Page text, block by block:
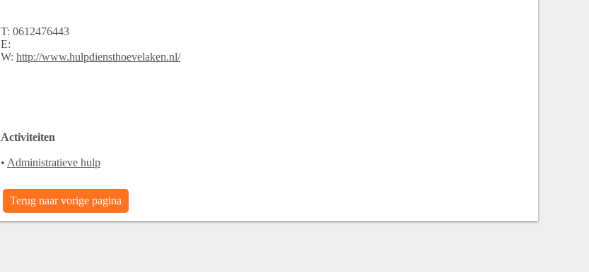
T: 0612476443
E:
W: http://www.hulpdiensthoevelaken.nl/
Activiteiten
• Administratieve hulp
Terug naar vorige pagina